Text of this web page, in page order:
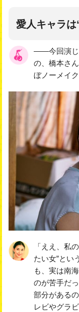
愛人キャラ
――今回演じ
の、橋本さ
ぼノーメイ
「ええ、私
たい女”とい
も、実は南
のが苦手だ
部分がある
レビやグラ